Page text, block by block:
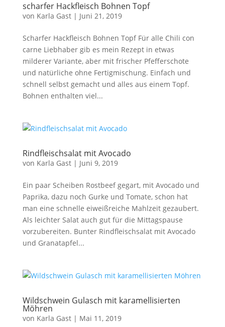
scharfer Hackfleisch Bohnen Topf
von Karla Gast| Juni 21, 2019
Scharfer Hackfleisch Bohnen Topf Für alle Chili con
carne Liebhaber gib es mein Rezept in etwas
milderer Variante, aber mit frischer Pfefferschote
und natürliche ohne Fertigmischung. Einfach und
schnell selbst gemacht und alles aus einem Topf.
Bohnen enthalten viel...
Rindfleischsalat mit Avocado
von Karla Gast| Juni 9, 2019
Ein paar Scheiben Rostbeef gegart, mit Avocado und
Paprika, dazu noch Gurke und Tomate, schon hat
man eine schnelle eiweißreiche Mahlzeit gezaubert.
Als leichter Salat auch gut für die Mittagspause
vorzubereiten. Bunter Rindfleischsalat mit Avocado
und Granatapfel...
Wildschwein Gulasch mit karamellisierten
Möhren
von Karla Gast| Mai 11, 2019